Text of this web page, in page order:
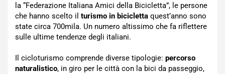
la “Federazione Italiana Amici della Bicicletta”, le persone
che hanno scelto il turismo in bicicletta quest’anno sono
state circa 700mila. Un numero altissimo che fa riflettere
sulle ultime tendenze degli italiani.
Il cicloturismo comprende diverse tipologie: percorso
naturalistico, in giro per le città con la bici da passeggio,